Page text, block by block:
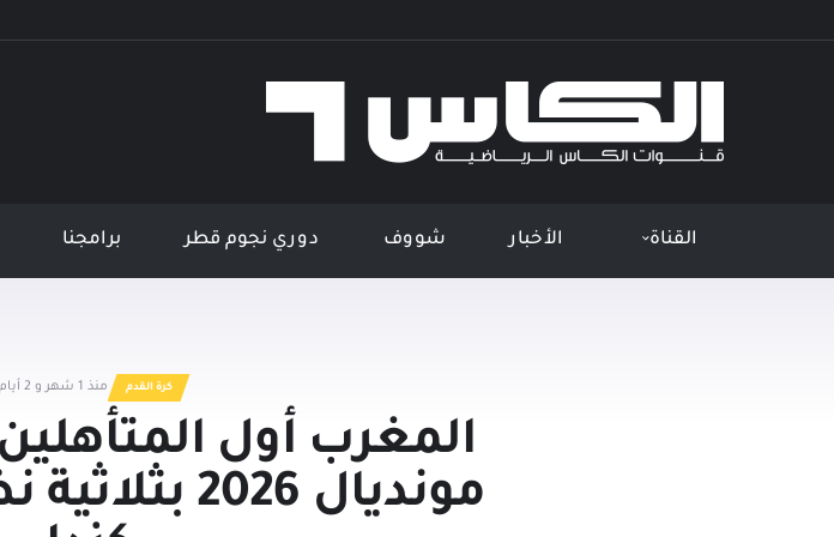
القناة الأخبار شووف دوري نجوم قطر برامجنا
كرة القدم منذ 1 شهر و 2 أيام
المغرب أول
مونديال